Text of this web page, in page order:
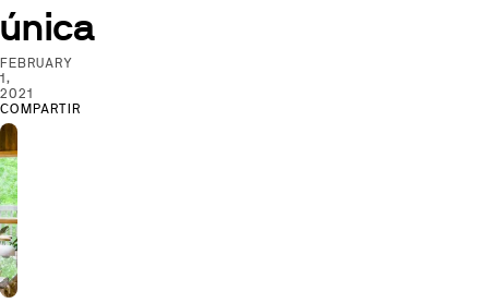
única
FEBRUARY
1,
2021
COMPARTIR